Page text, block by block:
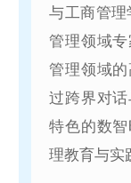
与工商管理
管理领域
管理领域
过跨界对
特色的数
理教育与实